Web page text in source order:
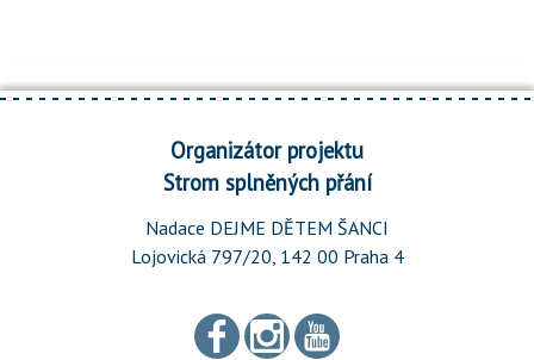
Organizátor projektu
Strom splněných přání
Nadace DEJME DĚTEM ŠANCI
Lojovická 797/20, 142 00 Praha 4